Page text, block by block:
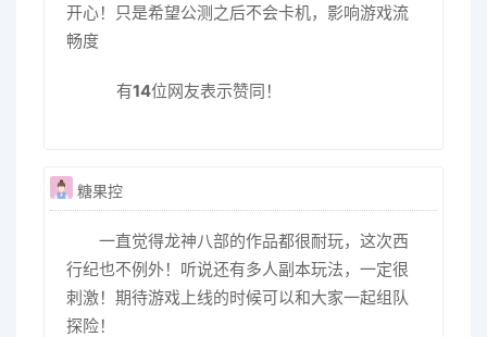
开心！只是希望公测之后不会卡机，影响游戏流
畅度
有14位网友表示赞同！
糖果控
一直觉得龙神八部的作品都很耐玩，这次西
行纪也不例外！听说还有多人副本玩法，一定很
刺激！期待游戏上线的时候可以和大家一起组队
探险！